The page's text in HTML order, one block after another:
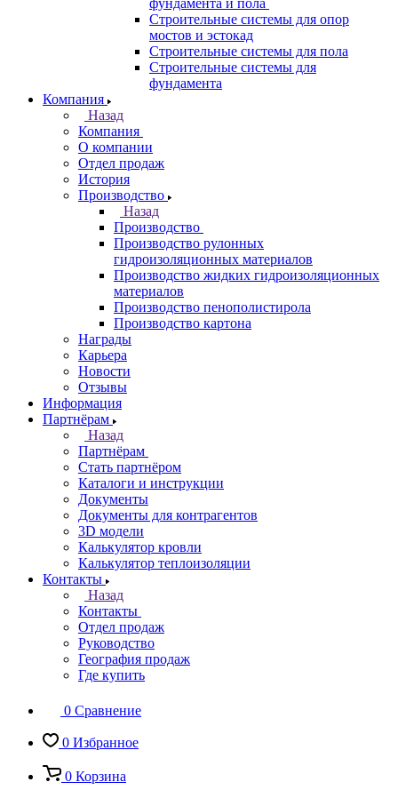
фундамента и пола
Строительные системы для опор
мостов и эстокад
Строительные системы для пола
Строительные системы для
фундамента
Компания
Назад
Компания
О компании
Отдел продаж
История
Производство
Назад
Производство
Производство рулонных
гидроизоляционных материалов
Производство жидких гидроизоляционных
материалов
Производство пенополистирола
Производство картона
Награды
Карьера
Новости
Отзывы
Информация
Партнёрам
Назад
Партнёрам
Стать партнёром
Каталоги и инструкции
Документы
Документы для контрагентов
3D модели
Калькулятор кровли
Калькулятор теплоизоляции
Контакты
Назад
Контакты
Отдел продаж
Руководство
География продаж
Где купить
0 Сравнение
0 Избранное
0 Корзина